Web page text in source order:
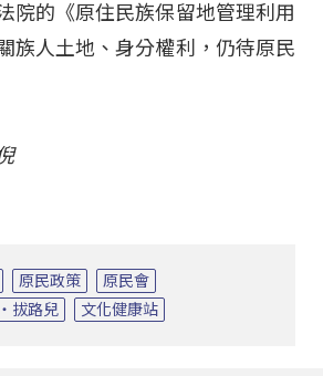
院的《原住民族保留地管理利用
族人土地、身分權利，仍待原民
原民政策
原民會
拔路兒
文化健康站